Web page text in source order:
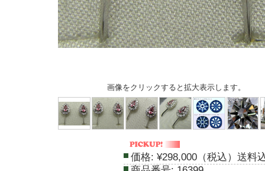
画像をクリックすると拡大表示します。
価格: ¥298,000（税込）送料